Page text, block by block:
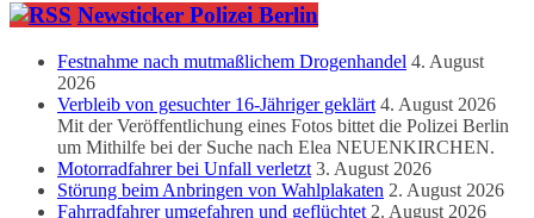
Newsticker Polizei Berlin
Festnahme nach mutmaßlichem Drogenhandel 4. August
2026
Verbleib von gesuchter 16-Jähriger geklärt 4. August 2026
Mit der Veröffentlichung eines Fotos bittet die Polizei Berlin
um Mithilfe bei der Suche nach Elea NEUENKIRCHEN.
Motorradfahrer bei Unfall verletzt 3. August 2026
Störung beim Anbringen von Wahlplakaten 2. August 2026
Fahrradfahrer umgefahren und geflüchtet 2. August 2026